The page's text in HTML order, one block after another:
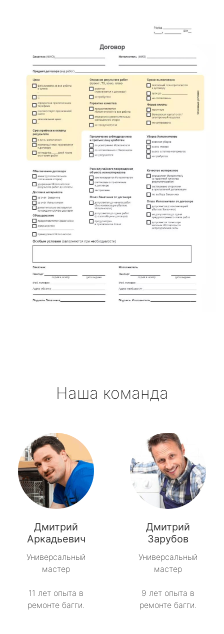
Наша команда
Дмитрий
Аркадьевич
Универсальный
мастер
11 лет опыта в
ремонте багги.
Дмитрий
Зарубов
Универсальный
мастер
9 лет опыта в
ремонте багги.